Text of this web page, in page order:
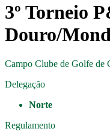
3º Torneio
Douro/
Campo Clube de Golfe de
Delegação
Norte
Regulamento